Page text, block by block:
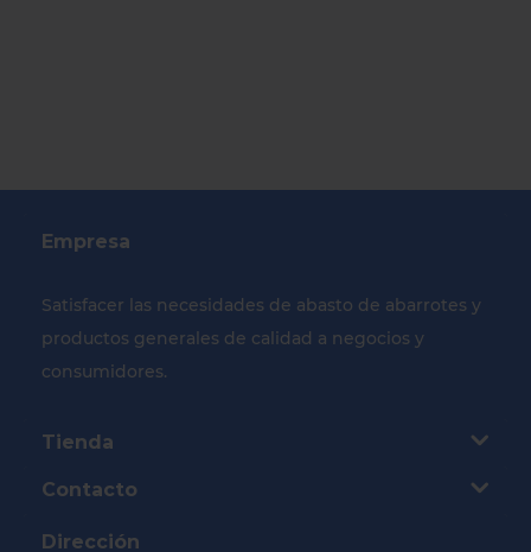
Empresa
Satisfacer las necesidades de abasto de abarrotes y
productos generales de calidad a negocios y
consumidores.
Tienda
Contacto
Dirección